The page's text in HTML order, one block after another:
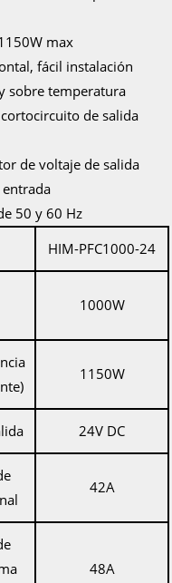
max
fácil instalación
sobre temperatura
de salida
de voltaje de salida
50 y 60 Hz
HIM-PFC1000-24
1000W
1150W
24V DC
42A
48A